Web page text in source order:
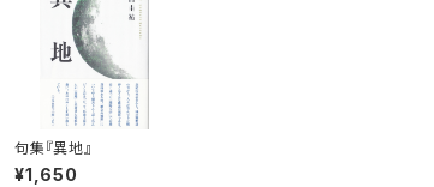
句集『異地』
¥1,650